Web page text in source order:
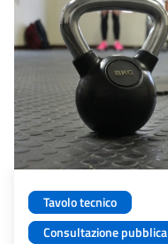
Tavolo tecnico
Consultazione pubblica